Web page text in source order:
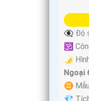
👁️‍🗨 Độ
🕉️
🌛
Ngoại
♊
️💎